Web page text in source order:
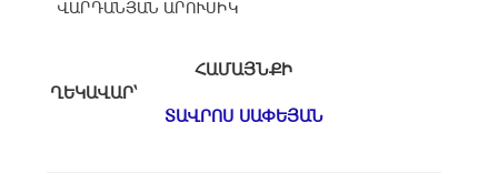
ՎԱՐԴԱՆՅԱՆ ԱՐՈՒՍԻԿ
ՀԱՄԱՅՆՔԻ
ՂԵԿԱՎԱՐ՝
ՏԱՎՐՈՍ ՍԱՓԵՅԱՆ